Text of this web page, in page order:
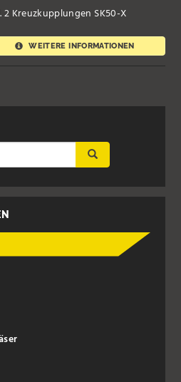
2 Kreuzkupplungen SK50-X
WEITERE INFORMATIONEN